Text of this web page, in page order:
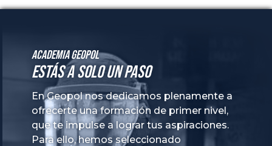
Academia GeoPol
Estás a solo un paso
En Geopol nos dedicamos plenamente a
ofrecerte una formación de primer nivel,
que te impulse a lograr tus aspiraciones.
Para ello, hemos seleccionado